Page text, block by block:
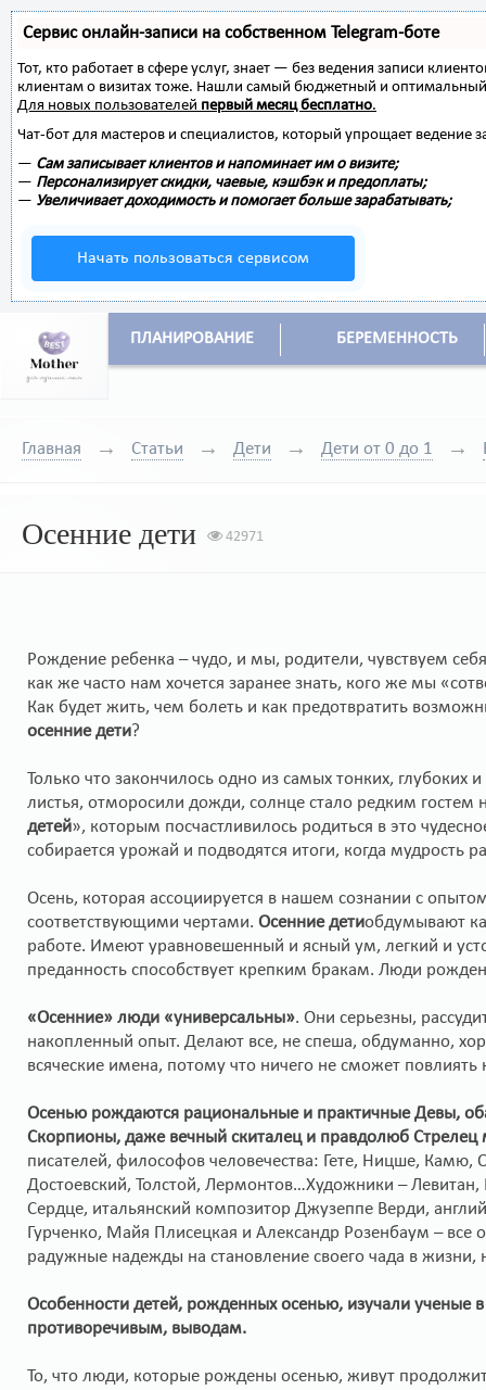
Сервис онлайн-записи на собственном Telegram-боте
Тот, кто работает в сфере услуг, знает — без ведения записи
клиентам о визитах тоже. Нашли самый бюджетный и
Для новых пользователей первый месяц бесплатно.
Чат-бот для мастеров и специалистов, который упрощает ведение
— Сам записывает клиентов и напоминает им о визите;
— Персонализирует скидки, чаевые, кэшбэк и предоплаты;
— Увеличивает доходимость и помогает больше зарабатывать;
Начать пользоваться сервисом
ПЛАНИРОВАНИЕ БЕРЕМЕННОСТЬ
Главная Статьи Дети Дети от 0 до 1
Осенние дети 42971
Рождение ребенка – чудо, и мы, родители, чувствуем
как же часто нам хочется заранее знать, кого же мы
Как будет жить, чем болеть и как предотвратить
осенние дети?
Только что закончилось одно из самых тонких,
листья, отморосили дожди, солнце стало редким
детей», которым посчастливилось родиться в это
собирается урожай и подводятся итоги, когда мудрость
Осень, которая ассоциируется в нашем сознании с
соответствующими чертами. Осенние детиобдумывают
работе. Имеют уравновешенный и ясный ум, легкий и
преданность способствует крепким бракам. Люди
«Осенние» люди «универсальны». Они серьезны,
накопленный опыт. Делают все, не спеша, обдуманно,
всяческие имена, потому что ничего не сможет
Осенью рождаются рациональные и практичные Девы,
Скорпионы, даже вечный скиталец и правдолюб Стрелец
писателей, философов человечества: Гете, Ницше,
Достоевский, Толстой, Лермонтов…Художники –
Сердце, итальянский композитор Джузеппе Верди,
Гурченко, Майя Плисецкая и Александр Розенбаум – все
радужные надежды на становление своего чада в жизни,
Особенности детей, рожденных осенью, изучали ученые
противоречивым, выводам.
То, что люди, которые рождены осенью, живут